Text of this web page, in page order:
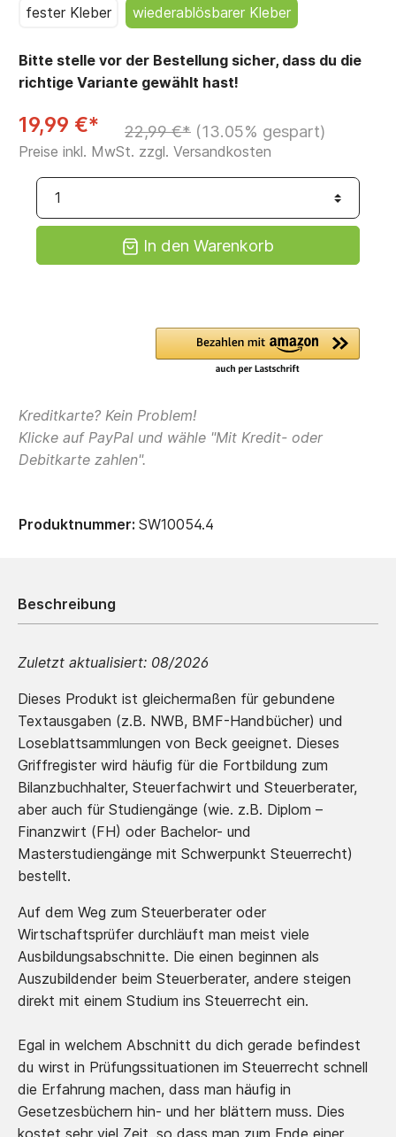
19,99 €* 22,99 €* (13.05% gespart)
Preise inkl. MwSt. zzgl. Versandkosten
fester Kleber
wiederablösbarer Kleber
Bitte stelle vor der Bestellung sicher, dass du die
richtige Variante gewählt hast!
In den Warenkorb
Kreditkarte? Kein Problem!
Klicke auf PayPal und wähle "Mit Kredit- oder
Debitkarte zahlen".
Produktnummer: SW10054.4
Beschreibung
Zuletzt aktualisiert: 08/2026
Dieses Produkt ist gleichermaßen für gebundene
Textausgaben (z.B. NWB, BMF-Handbücher) und
Loseblattsammlungen von Beck geeignet. Dieses
Griffregister wird häufig für die Fortbildung zum
Bilanzbuchhalter, Steuerfachwirt und Steuerberater,
aber auch für Studiengänge (wie. z.B. Diplom –
Finanzwirt (FH) oder Bachelor- und
Masterstudiengänge mit Schwerpunkt Steuerrecht)
bestellt.
Auf dem Weg zum Steuerberater oder
Wirtschaftsprüfer durchläuft man meist viele
Ausbildungsabschnitte. Die einen beginnen als
Auszubildender beim Steuerberater, andere steigen
direkt mit einem Studium ins Steuerrecht ein.
Egal in welchem Abschnitt du dich gerade befindest
du wirst in Prüfungssituationen im Steuerrecht schnell
die Erfahrung machen, dass man häufig in
Gesetzesbüchern hin- und her blättern muss. Dies